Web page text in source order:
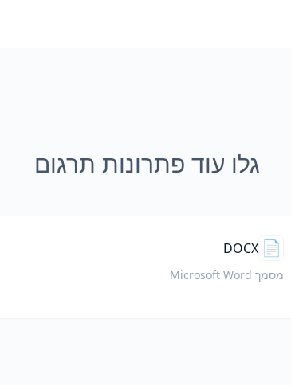
גלו עוד פתרונות תרגום
📄
DOCX
מסמך Microsoft Word